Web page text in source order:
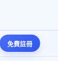
免費註冊